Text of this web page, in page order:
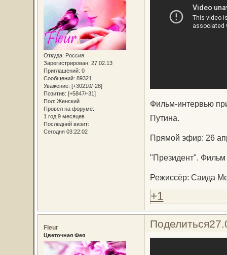
Откуда: Россия
Зарегистрирован: 27.02.13
Приглашений: 0
Сообщений: 89321
Уважение: [+30210/-28]
Позитив: [+5847/-31]
Пол: Женский
Провел на форуме:
1 год 9 месяцев
Последний визит:
Сегодня 03:22:02
Фильм-интервью
Путина.
Прямой эфир: 26
"Президент".
Режиссёр: Саида
+1
Поделиться
Fleur
Цветочная Фея